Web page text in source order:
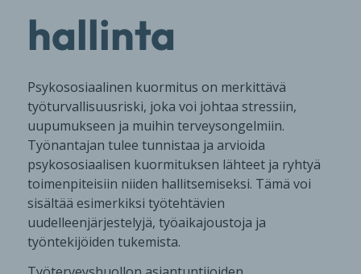
hallinta
Psykososiaalinen kuormitus on merkittävä
työturvallisuusriski, joka voi johtaa stressiin,
uupumukseen ja muihin terveysongelmiin.
Työnantajan tulee tunnistaa ja arvioida
psykososiaalisen kuormituksen lähteet ja ryhtyä
toimenpiteisiin niiden hallitsemiseksi. Tämä voi
sisältää esimerkiksi työtehtävien
uudelleenjärjestelyjä, työaikajoustoja ja
työntekijöiden tukemista.